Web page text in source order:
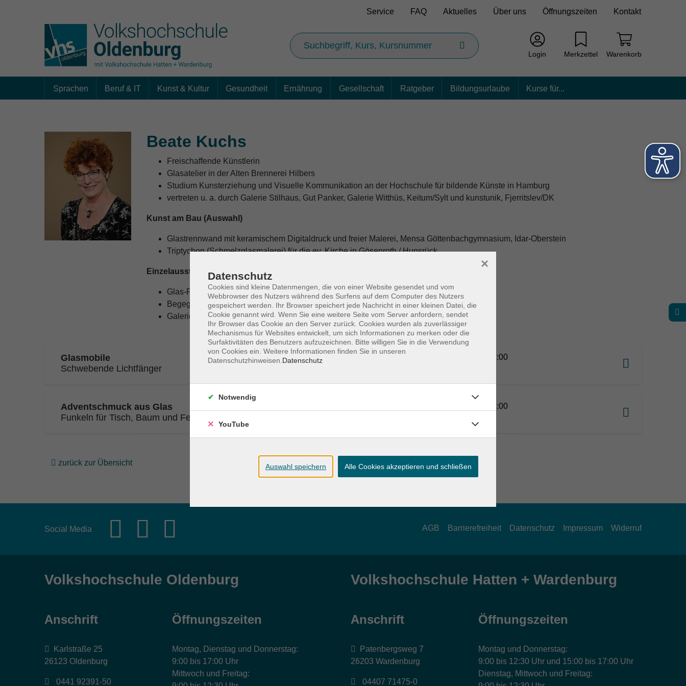
Service FAQ Aktuelles Über uns Öffnungszeiten Kontakt
Login Merkzettel Warenkorb
Sprachen Beruf & IT Kunst & Kultur Gesundheit Ernährung Gesellschaft Ratgeber Bildungsurlaube Kurse für...
Beate Kuchs
Freischaffende Künstlerin
Glasatelier in der Alten Brennerei Hilbers
Studium Kunsterziehung und Visuelle Kommunikation an der Hochschule für bildende Künste in Hamburg
vertreten u. a. durch Galerie Stilhaus, Gut Panker, Galerie Witthüs, Keitum/Sylt und kunstunik, Fjerritslev/DK
Kunst am Bau (Auswahl)
Glastrennwand mit keramischem Digitaldruck und freier Malerei, Mensa Göttenbachgymnasium, Idar-Oberstein
Triptychon (Schmelzglasmalerei) für die ev. Kirche in Gösenroth / Hunsrück
Einzelausstellungen (Auswahl)
Glas-Formen, Degussa, Frankfurt/Main
Begegnungen, Galerie bei der Kiierch, Luxembourg
Galerie Cactusglas, Hamburg
Glasmobile
Schwebende Lichtfänger
Sa. 10.10.2026 11:00
Adventschmuck aus Glas
Funkeln für Tisch, Baum und Fenster
Sa. 24.10.2026 11:00
zurück zur Übersicht
Social Media AGB Barrierefreiheit Datenschutz Impressum Widerruf
Volkshochschule Oldenburg
Anschrift
Karlstraße 25
26123 Oldenburg
0441 92391-50
Öffnungszeiten
Montag, Dienstag und Donnerstag:
9:00 bis 17:00 Uhr
Mittwoch und Freitag:
Volkshochschule Hatten + Wardenburg
Anschrift
Patenbergsweg 7
26203 Wardenburg
04407 71475-0
Öffnungszeiten
Montag und Donnerstag:
9:00 bis 12:30 Uhr und 15:00 bis 17:00 Uhr
Dienstag, Mittwoch und Freitag:
Datenschutz
Cookies sind kleine Datenmengen, die von einer Website gesendet und vom
Webbrowser des Nutzers während des Surfens auf dem Computer des Nutzers
gespeichert werden. Ihr Browser speichert jede Nachricht in einer kleinen Datei, die
Cookie genannt wird. Wenn Sie eine weitere Seite vom Server anfordern, sendet
Ihr Browser das Cookie an den Server zurück. Cookies wurden als zuverlässiger
Mechanismus für Websites entwickelt, um sich Informationen zu merken oder die
Surfaktivitäten des Benutzers aufzuzeichnen. Bitte willigen Sie in die Verwendung
von Cookies ein. Weitere Informationen finden Sie in unseren
Datenschutzhinweisen. Datenschutz
×
Notwendig
YouTube
Auswahl speichern Alle Cookies akzeptieren und schließen